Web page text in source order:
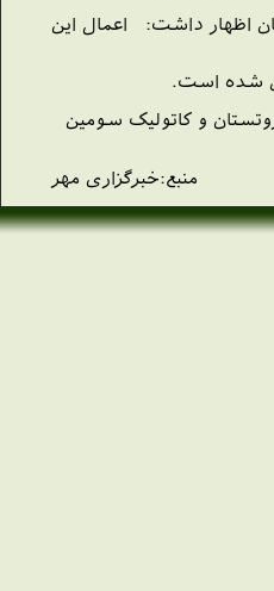
اظهار داشت: اعمال این
شده است.
پس از مسیحیت پروتستان و کاتولیک سومین
منبع:خبرگزاری مهر